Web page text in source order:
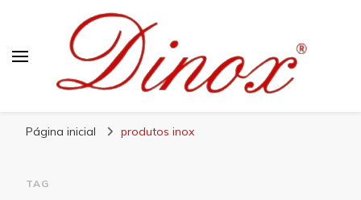
Página inicial produtos inox
TAG